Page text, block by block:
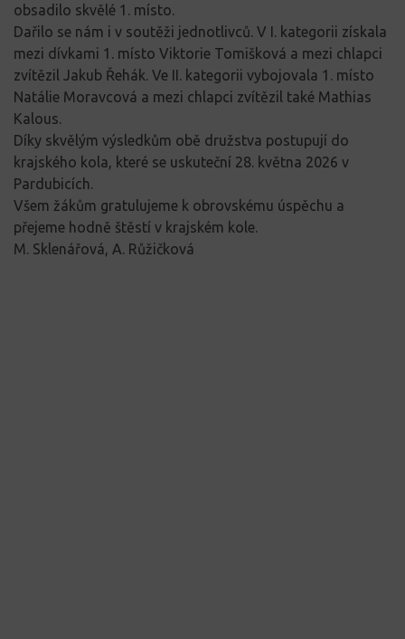
obsadilo skvělé 1. místo.
Dařilo se nám i v soutěži jednotlivců. V I. kategorii získala
mezi dívkami 1. místo Viktorie Tomišková a mezi chlapci
zvítězil Jakub Řehák. Ve II. kategorii vybojovala 1. místo
Natálie Moravcová a mezi chlapci zvítězil také Mathias
Kalous.
Díky skvělým výsledkům obě družstva postupují do
krajského kola, které se uskuteční 28. května 2026 v
Pardubicích.
Všem žákům gratulujeme k obrovskému úspěchu a
přejeme hodně štěstí v krajském kole.
M. Sklenářová, A. Růžičková